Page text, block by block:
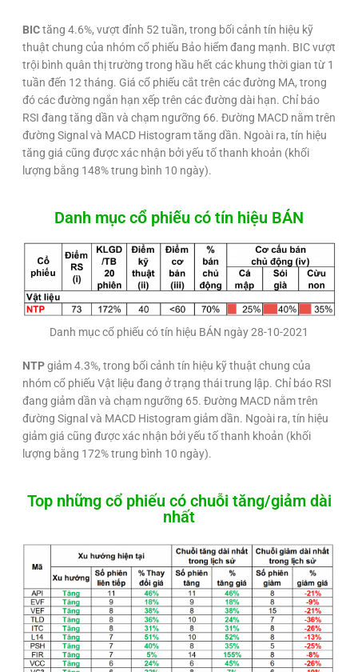
BICtăng 4.6%, vượt đỉnh 52 tuần, trong bối cảnh tín hiệu kỹ
thuật chung của nhóm cổ phiếu Bảo hiểm đang mạnh. BIC vượt
trội bình quân thị trường trong hầu hết các khung thời gian từ 1
tuần đến 12 tháng. Giá cổ phiếu cắt trên các đường MA, trong
đó các đường ngắn hạn xếp trên các đường dài hạn. Chỉ báo
RSI đang tăng dần và chạm ngưỡng 66. Đường MACD nằm trên
đường Signal và MACD Histogram tăng dần. Ngoài ra, tín hiệu
tăng giá cũng được xác nhận bởi yếu tố thanh khoản (khối
lượng bằng 148% trung bình 10 ngày).
Danh mục cổ phiếu có tín hiệu BÁN
Danh mục cổ phiếu có tín hiệu BÁN ngày 28-10-2021
NTPgiảm 4.3%, trong bối cảnh tín hiệu kỹ thuật chung của
nhóm cổ phiếu Vật liệu đang ở trạng thái trung lập. Chỉ báo RSI
đang giảm dần và chạm ngưỡng 65. Đường MACD nằm trên
đường Signal và MACD Histogram giảm dần. Ngoài ra, tín hiệu
giảm giá cũng được xác nhận bởi yếu tố thanh khoản (khối
lượng bằng 172% trung bình 10 ngày).
Top những cổ phiếu có chuỗi tăng/giảm dài
nhất